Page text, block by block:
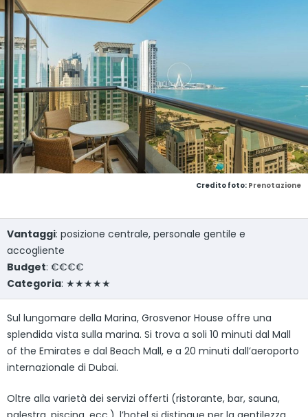
Credito foto: Prenotazione
Vantaggi: posizione centrale, personale gentile e
accogliente
Budget: €€€€
Categoria: ★★★★★
Sul lungomare della Marina, Grosvenor House offre una
splendida vista sulla marina. Si trova a soli 10 minuti dal Mall
of the Emirates e dal Beach Mall, e a 20 minuti dall’aeroporto
internazionale di Dubai.
Oltre alla varietà dei servizi offerti (ristorante, bar, sauna,